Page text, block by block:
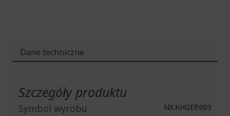
Dane techniczne
Szczegóły produktu
Symbol wyrobu NX.KHGEP.003